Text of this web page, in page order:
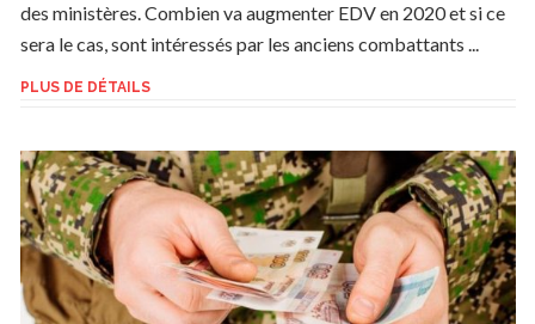
des ministères. Combien va augmenter EDV en 2020 et si ce
sera le cas, sont intéressés par les anciens combattants ...
PLUS DE DÉTAILS